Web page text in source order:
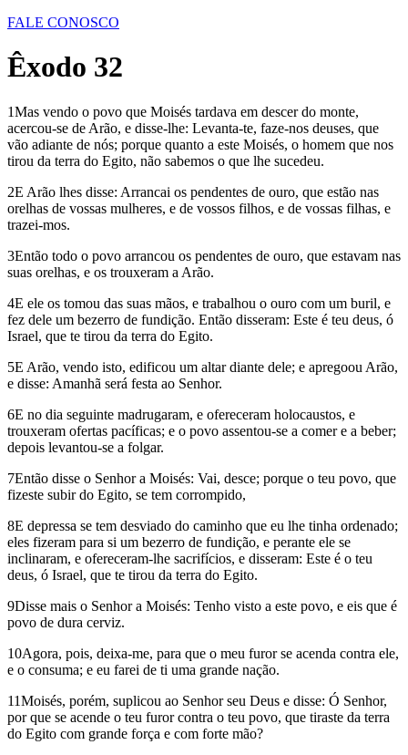
FALE CONOSCO
Êxodo 32
1Mas vendo o povo que Moisés tardava em descer do monte,
acercou-se de Arão, e disse-lhe: Levanta-te, faze-nos deuses, que
vão adiante de nós; porque quanto a este Moisés, o homem que nos
tirou da terra do Egito, não sabemos o que lhe sucedeu.
2E Arão lhes disse: Arrancai os pendentes de ouro, que estão nas
orelhas de vossas mulheres, e de vossos filhos, e de vossas filhas, e
trazei-mos.
3Então todo o povo arrancou os pendentes de ouro, que estavam nas
suas orelhas, e os trouxeram a Arão.
4E ele os tomou das suas mãos, e trabalhou o ouro com um buril, e
fez dele um bezerro de fundição. Então disseram: Este é teu deus, ó
Israel, que te tirou da terra do Egito.
5E Arão, vendo isto, edificou um altar diante dele; e apregoou Arão,
e disse: Amanhã será festa ao Senhor.
6E no dia seguinte madrugaram, e ofereceram holocaustos, e
trouxeram ofertas pacíficas; e o povo assentou-se a comer e a beber;
depois levantou-se a folgar.
7Então disse o Senhor a Moisés: Vai, desce; porque o teu povo, que
fizeste subir do Egito, se tem corrompido,
8E depressa se tem desviado do caminho que eu lhe tinha ordenado;
eles fizeram para si um bezerro de fundição, e perante ele se
inclinaram, e ofereceram-lhe sacrifícios, e disseram: Este é o teu
deus, ó Israel, que te tirou da terra do Egito.
9Disse mais o Senhor a Moisés: Tenho visto a este povo, e eis que é
povo de dura cerviz.
10Agora, pois, deixa-me, para que o meu furor se acenda contra ele,
e o consuma; e eu farei de ti uma grande nação.
11Moisés, porém, suplicou ao Senhor seu Deus e disse: Ó Senhor,
por que se acende o teu furor contra o teu povo, que tiraste da terra
do Egito com grande força e com forte mão?